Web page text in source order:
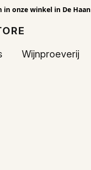
in onze winkel in De Haan
Wijnproeverij